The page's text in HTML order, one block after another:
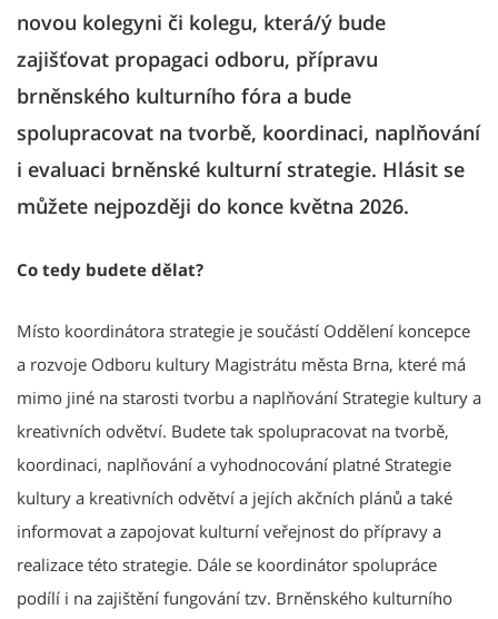
novou kolegyni či kolegu, která/ý bude
zajišťovat propagaci odboru, přípravu
brněnského kulturního fóra a bude
spolupracovat na tvorbě, koordinaci, naplňování
i evaluaci brněnské kulturní strategie. Hlásit se
můžete nejpozději do konce května 2026.
Co tedy budete dělat?
Místo koordinátora strategie je součástí Oddělení koncepce
a rozvoje Odboru kultury Magistrátu města Brna, které má
mimo jiné na starosti tvorbu a naplňování Strategie kultury a
kreativních odvětví. Budete tak spolupracovat na tvorbě,
koordinaci, naplňování a vyhodnocování platné Strategie
kultury a kreativních odvětví a jejích akčních plánů a také
informovat a zapojovat kulturní veřejnost do přípravy a
realizace této strategie. Dále se koordinátor spolupráce
podílí i na zajištění fungování tzv. Brněnského kulturního